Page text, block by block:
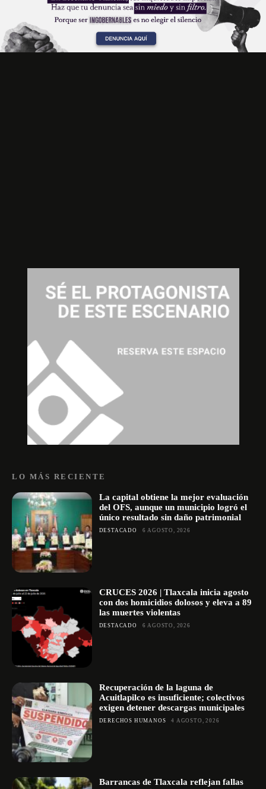
LO MÁS RECIENTE
La capital obtiene la mejor evaluación
del OFS, aunque un municipio logró el
único resultado sin daño patrimonial
DESTACADO 6 AGOSTO, 2026
CRUCES 2026 | Tlaxcala inicia agosto
con dos homicidios dolosos y eleva a 89
las muertes violentas
DESTACADO 6 AGOSTO, 2026
Recuperación de la laguna de
Acuitlapilco es insuficiente; colectivos
exigen detener descargas municipales
DERECHOS HUMANOS 4 AGOSTO, 2026
Barrancas de Tlaxcala reflejan fallas